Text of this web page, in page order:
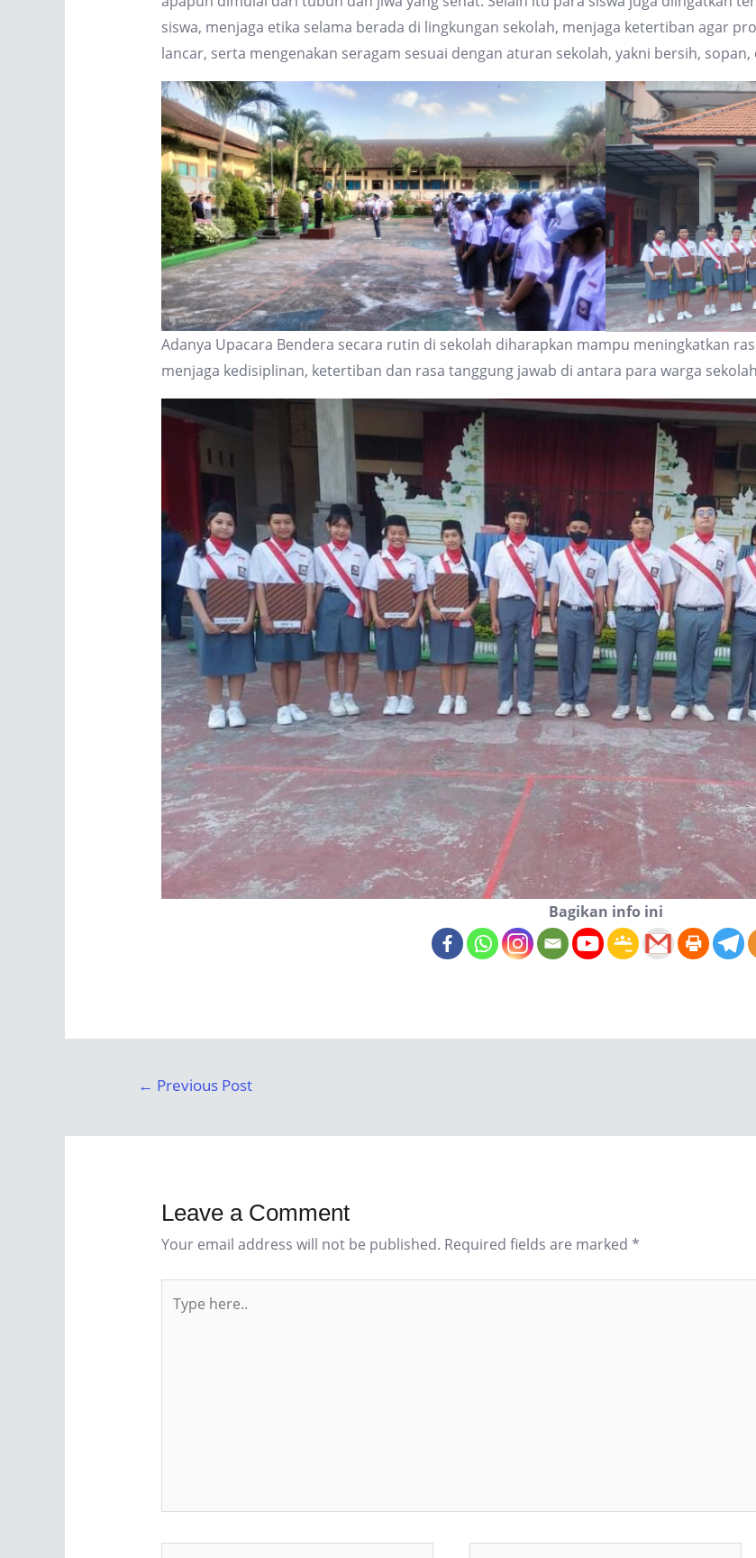
siswa, menjaga etika selama berada di lingkungan sekolah, menjaga ketertiban agar
lancar, serta mengenakan seragam sesuai dengan aturan sekolah, yakni bersih, sopan,
Adanya Upacara Bendera secara rutin di sekolah diharapkan mampu meningkatkan
menjaga kedisiplinan, ketertiban dan rasa tanggung jawab di antara para warga sekolah
Bagikan info ini
← Previous Post
Leave a Comment
Your email address will not be published. Required fields are marked *